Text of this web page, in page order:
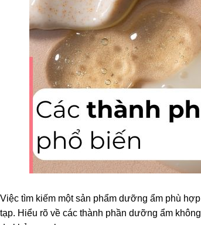
Việc tìm kiếm một sản phẩm dưỡng ẩm phù
tạp. Hiểu rõ về các thành phần dưỡng ẩm